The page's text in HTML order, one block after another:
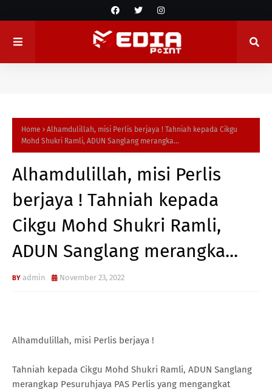
Home
Alhamdulillah, misi Perlis berjaya ! Tahniah kepada Cikgu
Mohd Shukri Ramli, ADUN Sanglang merangka...
Alhamdulillah, misi Perlis
berjaya ! Tahniah kepada
Cikgu Mohd Shukri Ramli,
ADUN Sanglang merangka...
admin November 23, 2022
Alhamdulillah, misi Perlis berjaya !
Tahniah kepada Cikgu Mohd Shukri Ramli, ADUN Sanglang
merangkap Pesuruhjaya PAS Perlis yang mengangkat